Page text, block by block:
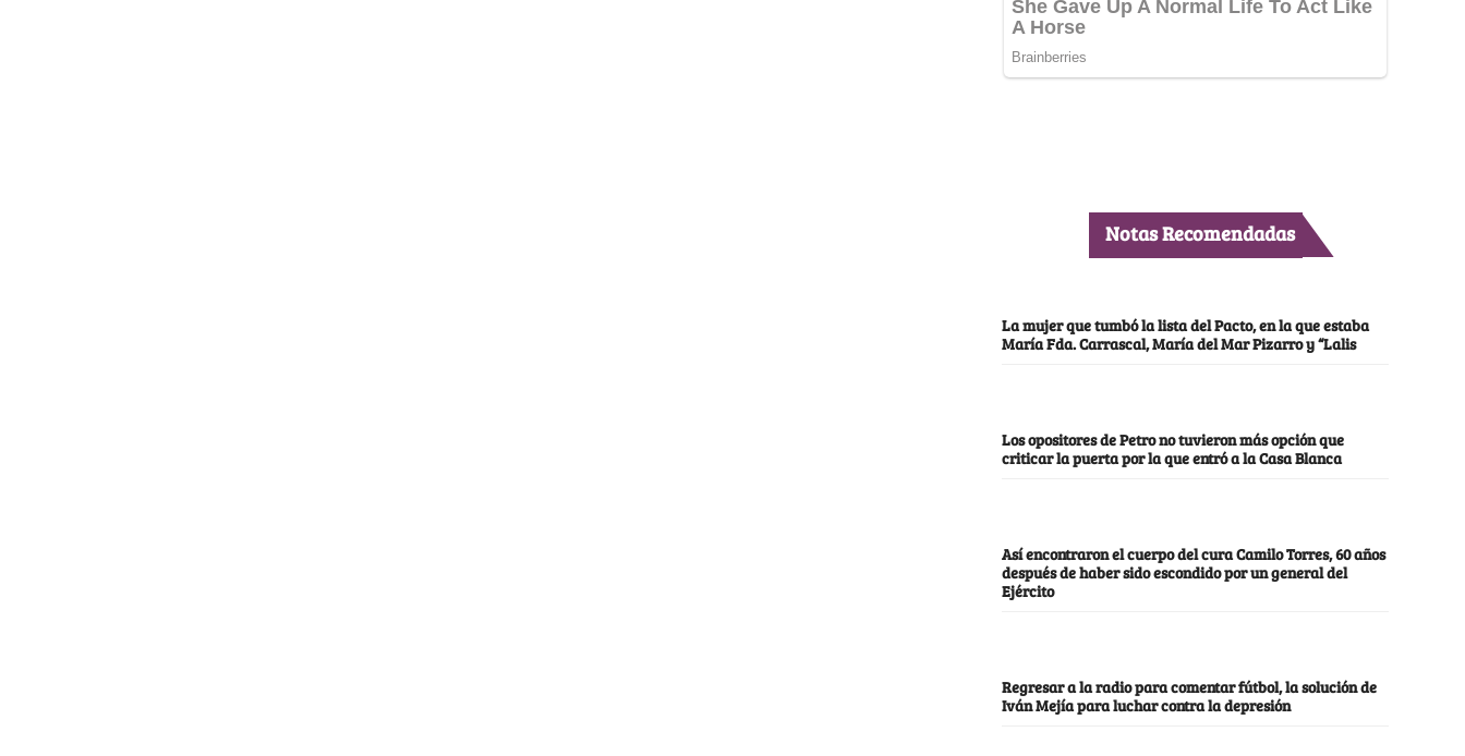
Notas Recomendadas
La mujer que tumbó la lista del Pacto, en la que estaba
María Fda. Carrascal, María del Mar Pizarro y “Lalis
Los opositores de Petro no tuvieron más opción que
criticar la puerta por la que entró a la Casa Blanca
Así encontraron el cuerpo del cura Camilo Torres, 60 años
después de haber sido escondido por un general del
Ejército
Regresar a la radio para comentar fútbol, la solución de
Iván Mejía para luchar contra la depresión